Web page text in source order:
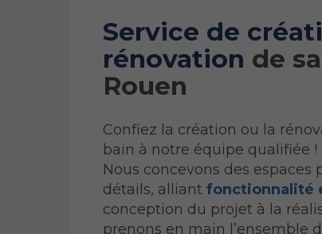
Service de
rénovation de
Rouen
Confiez la création ou la
bain à notre équipe qualifiée !
Nous concevons des espaces
détails, alliant fonctionnalité
conception du projet à la
prenons en main l’ensemble